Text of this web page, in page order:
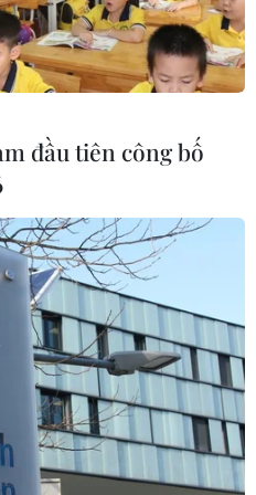
phóng miền Nam
NHẤT ĐẤT NƯỚC
liên tiếp trong năm 2025
quốc tế WAN-IFRA
đầu tiên công bố